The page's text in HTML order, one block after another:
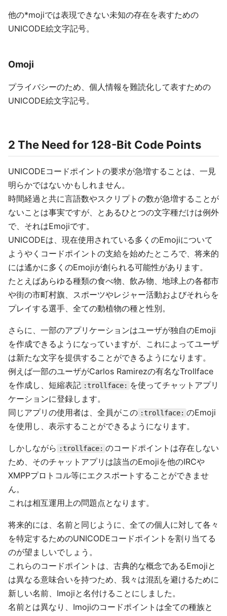
他の*mojiでは表現できない未知の存在を表すための
UNICODE絵文字記号。
Omoji
プライバシーのため、個人情報を難読化して表すための
UNICODE絵文字記号。
2 The Need for 128-Bit Code Points
UNICODEコードポイントの要求が急増することは、一見
明らかではないかもしれません。
時間経過と共に言語数やスクリプトの数が急増することが
ないことは事実ですが、とあるひとつの文字種だけは例外
で、それはEmojiです。
UNICODEは、現在使用されている多くのEmojiについて
ようやくコードポイントの支給を始めたところで、将来的
には遙かに多くのEmojiが創られる可能性があります。
たとえばあらゆる種類の食べ物、飲み物、地球上の各都市
や街の市町村旗、スポーツやレジャー活動およびそれらを
プレイする選手、全ての動植物の種と性別。
さらに、一部のアプリケーションはユーザが独自のEmoji
を作成できるようになっていますが、これによってユーザ
は新たな文字を提供することができるようになります。
例えば一部のユーザがCarlos Ramirezの有名なTrollface
を作成し、短縮表記 :trollface: を使ってチャットアプリ
ケーションに登録します。
同じアプリの使用者は、全員がこの :trollface: のEmoji
を使用し、表示することができるようになります。
しかしながら :trollface: のコードポイントは存在しない
ため、そのチャットアプリは該当のEmojiを他のIRCや
XMPPプロトコル等にエクスポートすることができませ
ん。
これは相互運用上の問題点となります。
将来的には、名前と同じように、全ての個人に対して各々
を特定するためのUNICODEコードポイントを割り当てる
のが望ましいでしょう。
これらのコードポイントは、古典的な概念であるEmojiと
は異なる意味合いを持つため、我々は混乱を避けるために
新しい名前、Imojiと名付けることにしました。
名前とは異なり、Imojiのコードポイントは全ての種族と